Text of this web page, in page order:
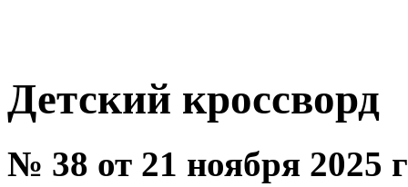
Детский кроссворд
№ 38 от 21 ноября 2025